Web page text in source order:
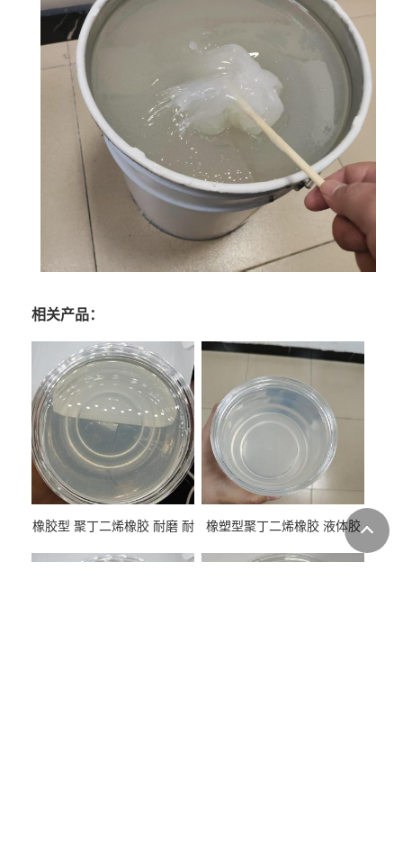
相关产品：
橡胶型 聚丁二烯橡胶 耐磨 耐
橡塑型聚丁二烯橡胶 液体胶
高流动 抗老化 橡胶制品改性